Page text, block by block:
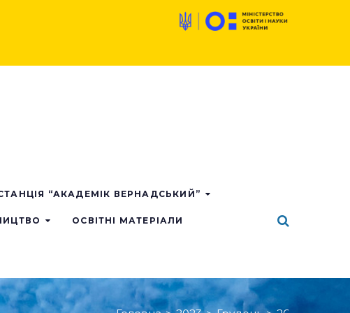
“АКАДЕМІК ВЕРНАДСЬКИЙ”
ОСВІТНІ МАТЕРІАЛИ